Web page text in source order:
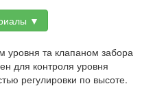
▼
уровня та клапаном забора
для контроля уровня
регулировки по высоте.